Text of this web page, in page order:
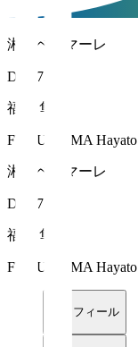
湘南ベルマーレ
DF 27
福島 隼斗
FUKUSHIMA Hayato
湘南ベルマーレ
DF 27
福島 隼斗
FUKUSHIMA Hayato
プロフィール